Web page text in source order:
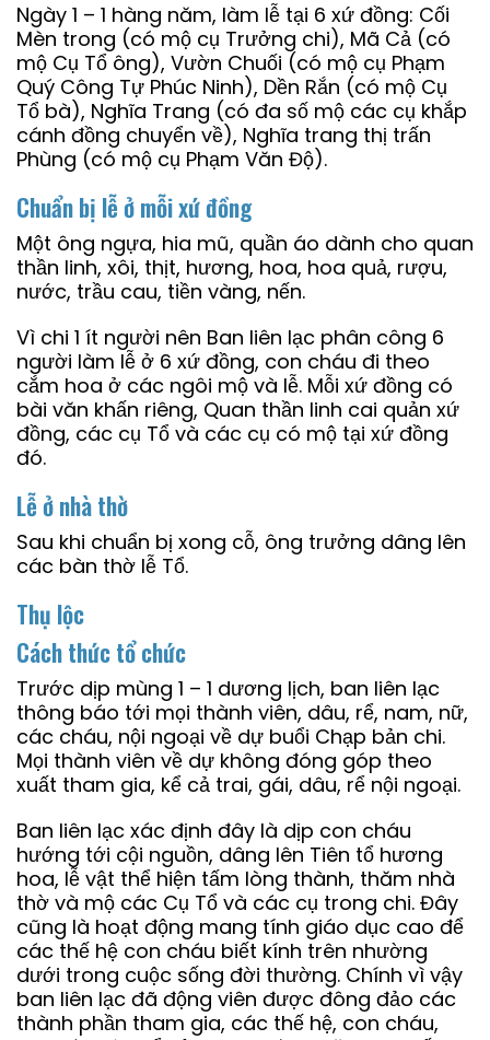
Ngày 1 – 1 hàng năm, làm lễ tại 6 xứ đồng: Cối
Mèn trong (có mộ cụ Trưởng chi), Mã Cả (có
mộ Cụ Tổ ông), Vườn Chuối (có mộ cụ Phạm
Quý Công Tự Phúc Ninh), Dền Rắn (có mộ Cụ
Tổ bà), Nghĩa Trang (có đa số mộ các cụ khắp
cánh đồng chuyển về), Nghĩa trang thị trấn
Phùng (có mộ cụ Phạm Văn Độ).
Chuẩn bị lễ ở mỗi xứ đồng
Một ông ngựa, hia mũ, quần áo dành cho quan
thần linh, xôi, thịt, hương, hoa, hoa quả, rượu,
nước, trầu cau, tiền vàng, nến.
Vì chi 1 ít người nên Ban liên lạc phân công 6
người làm lễ ở 6 xứ đồng, con cháu đi theo
cắm hoa ở các ngôi mộ và lễ. Mỗi xứ đồng có
bài văn khấn riêng, Quan thần linh cai quản xứ
đồng, các cụ Tổ và các cụ có mộ tại xứ đồng
đó.
Lễ ở nhà thờ
Sau khi chuẩn bị xong cỗ, ông trưởng dâng lên
các bàn thờ lễ Tổ.
Thụ lộc
Cách thức tổ chức
Trước dịp mùng 1 – 1 dương lịch, ban liên lạc
thông báo tới mọi thành viên, dâu, rể, nam, nữ,
các cháu, nội ngoại về dự buổi Chạp bản chi.
Mọi thành viên về dự không đóng góp theo
xuất tham gia, kể cả trai, gái, dâu, rể nội ngoại.
Ban liên lạc xác định đây là dịp con cháu
hướng tới cội nguồn, dâng lên Tiên tổ hương
hoa, lễ vật thể hiện tấm lòng thành, thăm nhà
thờ và mộ các Cụ Tổ và các cụ trong chi. Đây
cũng là hoạt động mang tính giáo dục cao để
các thế hệ con cháu biết kính trên nhường
dưới trong cuộc sống đời thường. Chính vì vậy
ban liên lạc đã động viên được đông đảo các
thành phần tham gia, các thế hệ, con cháu,